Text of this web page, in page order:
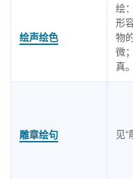
绘声绘色
绘
形
物
微
真。
雕章绘句 见“